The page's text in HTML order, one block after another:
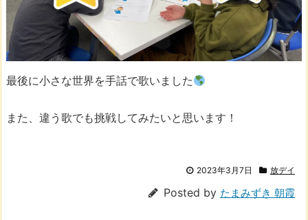
最後に小さな世界を手話で歌いました
また、違う歌でも挑戦してみたいと思います！
2023年3月7日 放デイ
Posted by たまみずき 朝霞